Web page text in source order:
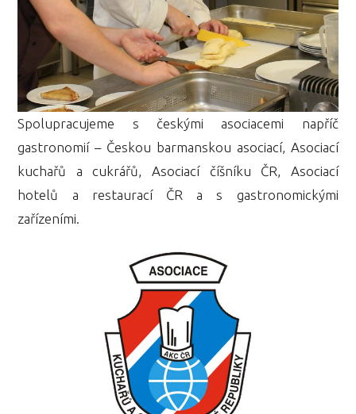
Spolupracujeme s českými asociacemi napříč
gastronomií – Českou barmanskou asociací, Asociací
kuchařů a cukrářů, Asociací číšníku ČR, Asociací
hotelů a restaurací ČR a s gastronomickými
zařízeními.